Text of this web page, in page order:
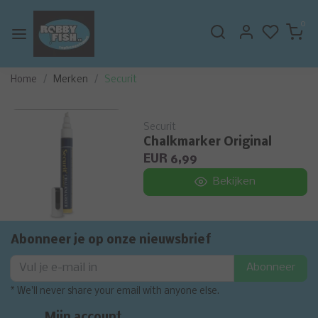
0
Home Merken Securit
Securit
Chalkmarker Original
EUR 6,99
Bekijken
Abonneer je op onze nieuwsbrief
Abonneer
* We'll never share your email with anyone else.